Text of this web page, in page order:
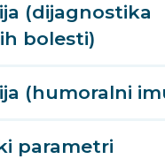
(dijagnostika
bolesti)
(humoralni
parametri